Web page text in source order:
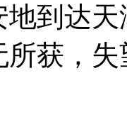
地到达
获，